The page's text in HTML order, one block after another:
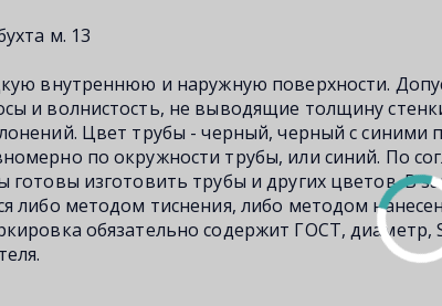
м. 13
внутреннюю и наружную поверхности.
и волнистость, не выводящие толщину
Цвет трубы - черный, черный с синими
по окружности трубы, или синий. По
готовы изготовить трубы и других цветов. В
либо методом тиснения, либо методом
обязательно содержит ГОСТ, диаметр,